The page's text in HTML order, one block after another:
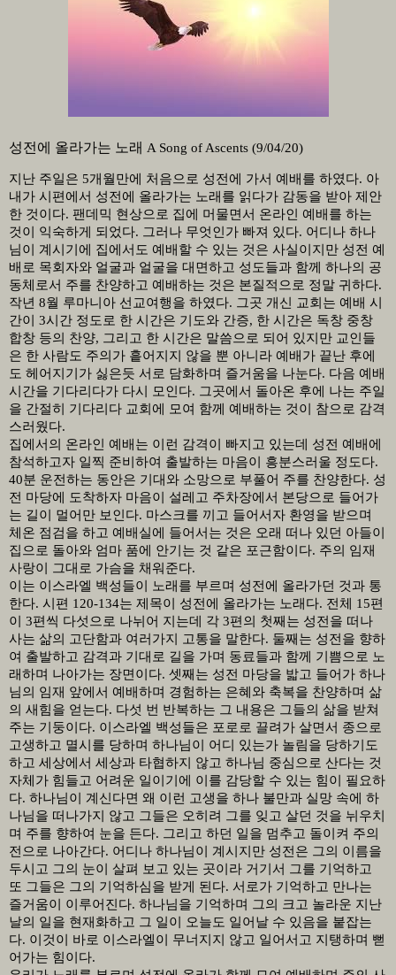
성전에 올라가는 노래 A Song of Ascents (9/04/20)
지난 주일은 5개월만에 처음으로 성전에 가서 예배를 하였다. 아
내가 시편에서 성전에 올라가는 노래를 읽다가 감동을 받아 제안
한 것이다. 팬데믹 현상으로 집에 머물면서 온라인 예배를 하는
것이 익숙하게 되었다. 그러나 무엇인가 빠져 있다. 어디나 하나
님이 계시기에 집에서도 예배할 수 있는 것은 사실이지만 성전 예
배로 목회자와 얼굴과 얼굴을 대면하고 성도들과 함께 하나의 공
동체로서 주를 찬양하고 예배하는 것은 본질적으로 정말 귀하다.
작년 8월 루마니아 선교여행을 하였다. 그곳 개신 교회는 예배 시
간이
3시간 정도로 한 시간은 기도와 간증, 한 시간은 독창 중창
합창 등의 찬양, 그리고 한 시간은 말씀으로 되어 있지만 교인들
은 한 사람도 주의가 흩어지지 않을 뿐 아니라 예배가 끝난 후에
도 헤어지기가 싫은듯 서로 담화하며 즐거움을 나눈다. 다음 예배
시간을 기다리다가 다시 모인다. 그곳에서 돌아온 후에 나는 주일
을 간절히 기다리다 교회에 모여 함께 예배하는 것이 참으로 감격
스러웠다.
집에서의 온라인 예배는 이런 감격이 빠지고 있는데 성전 예배에
참석하고자 일찍 준비하여 출발하는 마음이 흥분스러울 정도다.
40분 운전하는 동안은 기대와 소망으로 부풀어 주를 찬양한다. 성
전 마당에 도착하자 마음이 설레고 주차장에서 본당으로 들어가
는 길이 멀어만 보인다. 마스크를 끼고 들어서자 환영을 받으며
체온 점검을 하고 예배실에 들어서는 것은 오래 떠나 있던 아들이
집으로 돌아와 엄마 품에 안기는 것 같은 포근함이다. 주의 임재
사랑이 그대로 가슴을 채워준다.
이는 이스라엘 백성들이 노래를 부르며 성전에 올라가던 것과 통
한다. 시편 120-134는 제목이 성전에 올라가는 노래다. 전체 15편
이
3편씩 다섯으로 나뉘어 지는데 각 3편의 첫째는 성전을 떠나
사는 삶의 고단함과 여러가지 고통을 말한다. 둘째는 성전을 향하
여 출발하고 감격과 기대로 길을 가며 동료들과 함께 기쁨으로 노
래하며 나아가는 장면이다. 셋째는 성전 마당을 밟고 들어가 하나
님의 임재 앞에서 예배하며 경험하는 은혜와 축복을 찬양하며 삶
의 새힘을 얻는다. 다섯 번 반복하는 그 내용은 그들의 삶을 받쳐
주는 기둥이다. 이스라엘 백성들은 포로로 끌려가 살면서 종으로
고생하고 멸시를 당하며 하나님이 어디 있는가 놀림을 당하기도
하고 세상에서 세상과 타협하지 않고 하나님 중심으로 산다는 것
자체가 힘들고 어려운 일이기에 이를 감당할 수 있는 힘이 필요하
다. 하나님이 계신다면 왜 이런 고생을 하나 불만과 실망 속에 하
나님을 떠나가지 않고 그들은 오히려 그를 잊고 살던 것을 뉘우치
며 주를 향하여 눈을 든다. 그리고 하던 일을 멈추고 돌이켜 주의
전으로 나아간다. 어디나 하나님이 계시지만 성전은 그의 이름을
두시고 그의 눈이 살펴 보고 있는 곳이라 거기서 그를 기억하고
또 그들은 그의 기억하심을 받게 된다. 서로가 기억하고 만나는
즐거움이 이루어진다. 하나님을 기억하며 그의 크고 놀라운 지난
날의 일을 현재화하고 그 일이 오늘도 일어날 수 있음을 붙잡는
다. 이것이 바로 이스라엘이 무너지지 않고 일어서고 지탱하며 뻗
어가는 힘이다.